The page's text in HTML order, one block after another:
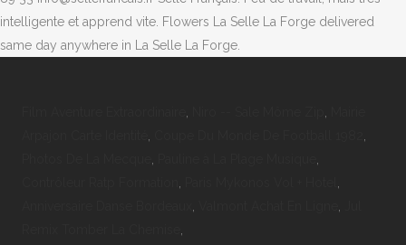
intelligente et apprend vite. Flowers La Selle La Forge delivered
same day anywhere in La Selle La Forge.